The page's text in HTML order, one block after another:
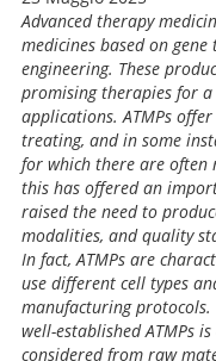
Advanced therapy
medicines based on
engineering. These
promising therapies for
applications. ATMPs
treating, and in some
for which there are often
this has offered an
raised the need to
modalities, and quality
In fact, ATMPs are
use different cell types
manufacturing protocols.
well-established ATMPs
considered from raw